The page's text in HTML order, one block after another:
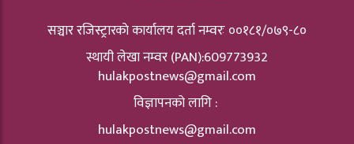
सञ्चार रजिस्ट्रारकाे कार्यालय दर्ता नम्वरः ००१८१/०७९-८०
स्थायी लेखा नम्वर (PAN):609773932
hulakpostnews@gmail.com
विज्ञापनको लागि :
hulakpostnews@gmail.com